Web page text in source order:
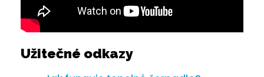
Užitečné odkazy